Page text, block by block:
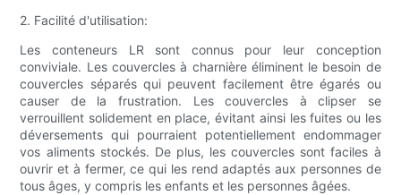
2. Facilité d'utilisation:
Les conteneurs LR sont connus pour leur conception
conviviale. Les couvercles à charnière éliminent le besoin de
couvercles séparés qui peuvent facilement être égarés ou
causer de la frustration. Les couvercles à clipser se
verrouillent solidement en place, évitant ainsi les fuites ou les
déversements qui pourraient potentiellement endommager
vos aliments stockés. De plus, les couvercles sont faciles à
ouvrir et à fermer, ce qui les rend adaptés aux personnes de
tous âges, y compris les enfants et les personnes âgées.